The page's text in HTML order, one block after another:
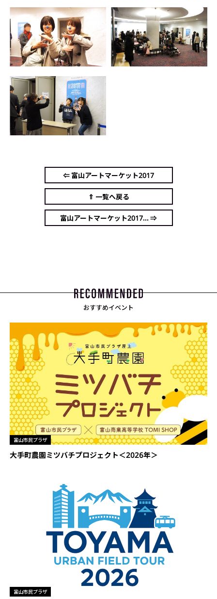
⇐ 富山アートマーケット2017
⇑ 一覧へ戻る
富山アートマーケット2017... ⇒
おすすめイベント
富山市民プラザ
大手町農園ミツバチプロジェクト＜2026年＞
富山市民プラザ